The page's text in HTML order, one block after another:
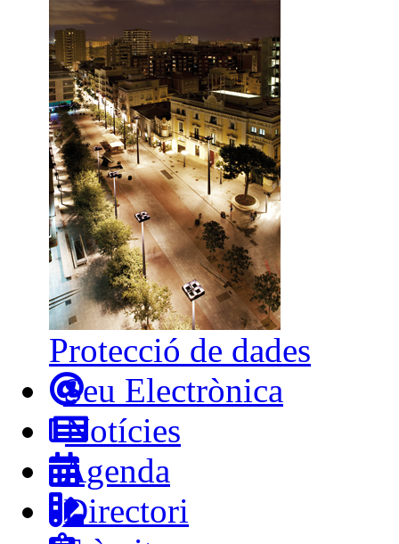
Protecció de dades
Seu Electrònica
Notícies
Agenda
Directori